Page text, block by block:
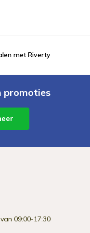
met Riverty
promoties
09:00-17:30